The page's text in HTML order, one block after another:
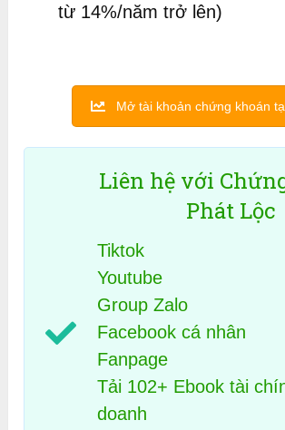
từ 14%/năm trở lên)
Mở tài khoản chứng khoán
Liên hệ với
Phát Lộc
Tiktok
Youtube
Group Zalo
Facebook cá nhân
Fanpage
Tải 102+ Ebook tài
doanh